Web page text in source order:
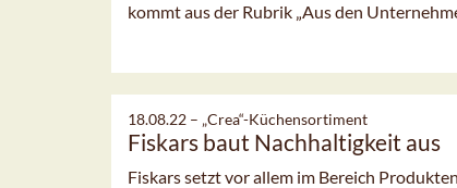
kommt aus der Rubrik „Aus den
18.08.22 – „Crea“-Küchensortiment
Fiskars baut Nachhaltigkeit aus
Fiskars setzt vor allem im Bereich